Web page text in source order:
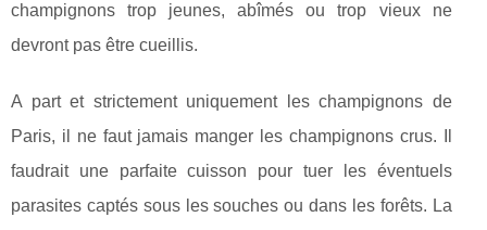
champignons trop jeunes, abîmés ou trop vieux ne
devront pas être cueillis.
A part et strictement uniquement les champignons de
Paris, il ne faut jamais manger les champignons crus. Il
faudrait une parfaite cuisson pour tuer les éventuels
parasites captés sous les souches ou dans les forêts. La